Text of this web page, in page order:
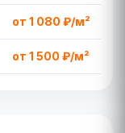
от 1 080 ₽/м²
от 1 500 ₽/м²